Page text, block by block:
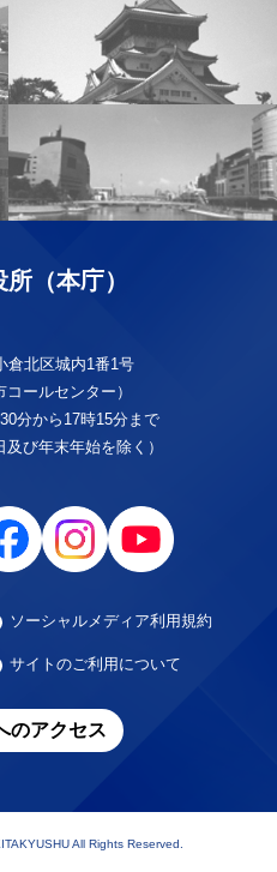
（本庁）
北区城内1番1号
ールセンター）
分から17時15分まで
及び年末年始を除く）
ソーシャルメディア利用規約
サイトのご利用について
のアクセス
All Rights Reserved.